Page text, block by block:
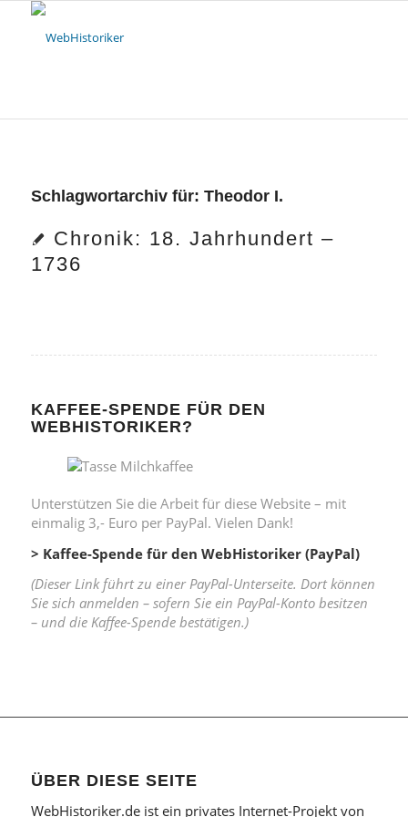
Schlagwortarchiv für: Theodor I.
Chronik: 18. Jahrhundert –
1736
KAFFEE-SPENDE FÜR DEN
WEBHISTORIKER?
Unterstützen Sie die Arbeit für diese Website – mit
einmalig 3,- Euro per PayPal. Vielen Dank!
> Kaffee-Spende für den WebHistoriker (PayPal)
(Dieser Link führt zu einer PayPal-Unterseite. Dort können
Sie sich anmelden – sofern Sie ein PayPal-Konto besitzen
– und die Kaffee-Spende bestätigen.)
ÜBER DIESE SEITE
WebHistoriker.de ist ein privates Internet-Projekt von